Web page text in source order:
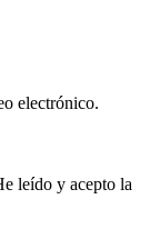
electrónico.
leído y acepto la